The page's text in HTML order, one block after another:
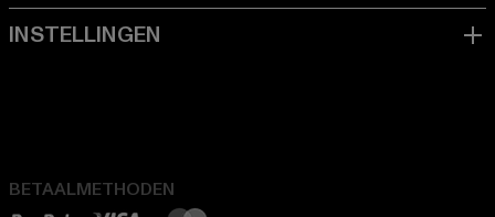
BETAALMETHODEN